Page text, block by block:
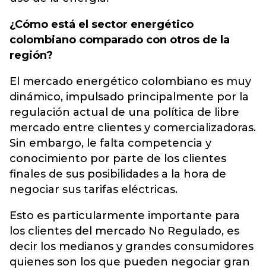
¿Cómo está el sector energético
colombiano comparado con otros de la
región?
El mercado energético colombiano es muy
dinámico, impulsado principalmente por la
regulación actual de una política de libre
mercado entre clientes y comercializadoras.
Sin embargo, le falta competencia y
conocimiento por parte de los clientes
finales de sus posibilidades a la hora de
negociar sus tarifas eléctricas.
Esto es particularmente importante para
los clientes del mercado No Regulado, es
decir los medianos y grandes consumidores
quienes son los que pueden negociar gran